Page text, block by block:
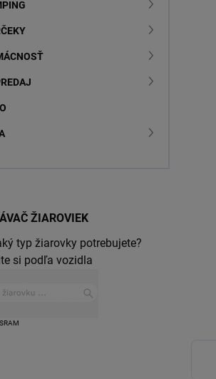
ŽIAROVIEK
typ žiarovky potrebujete?
si podľa vozidla